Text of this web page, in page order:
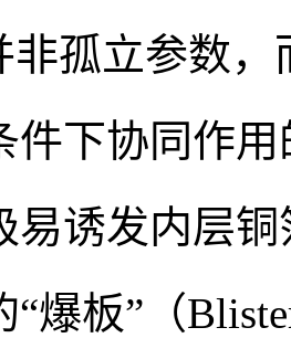
非孤立参数
件下协同作
易诱发内层
“爆板”（